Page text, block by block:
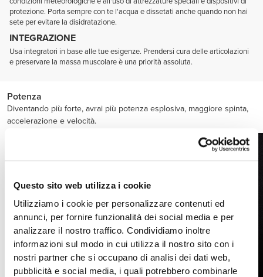
Questo sito web utilizza i cookie
Utilizziamo i cookie per personalizzare contenuti ed
annunci, per fornire funzionalità dei social media e per
analizzare il nostro traffico. Condividiamo inoltre
informazioni sul modo in cui utilizza il nostro sito con i
nostri partner che si occupano di analisi dei dati web,
pubblicità e social media, i quali potrebbero combinarle
protezione. Porta sempre con te l'acqua e dissetati anche quando non hai
sete per evitare la disidratazione.
INTEGRAZIONE
Usa integratori in base alle tue esigenze. Prendersi cura delle articolazioni
e preservare la massa muscolare è una priorità assoluta.
Potenza
Diventando più forte, avrai più potenza esplosiva, maggiore spinta,
accelerazione e velocità.